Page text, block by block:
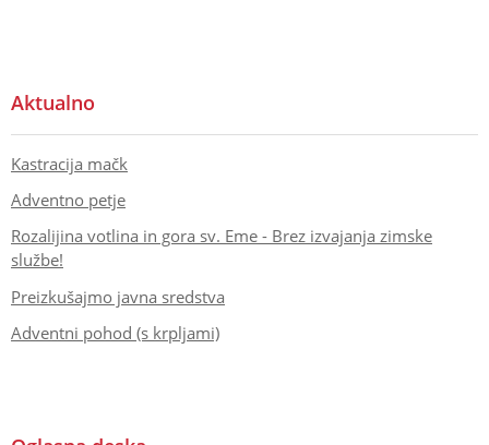
Aktualno
Kastracija mačk
Adventno petje
Rozalijina votlina in gora sv. Eme - Brez izvajanja zimske
službe!
Preizkušajmo javna sredstva
Adventni pohod (s krpljami)